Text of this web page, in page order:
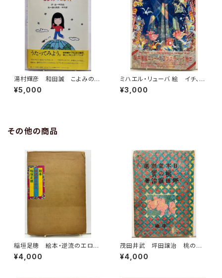
湯村輝彦 和田誠 こよみのこ
よみ 詞・局 和田誠 1977
年 初版 帯 すばる書房
¥5,000
ミハエル・リューバ 絵 イチ、ニ
のサン！ 筒井康隆 作 1986
年 初版 帯 河出書房新社
¥3,000
その他の商品
稲垣足穂 絵本・逆流のエロ
ス 1970年 函 現代ブック
社
¥4,000
茂田井武 坪田譲治 桃の
實 昭和22年（1947） 東西社
¥4,000